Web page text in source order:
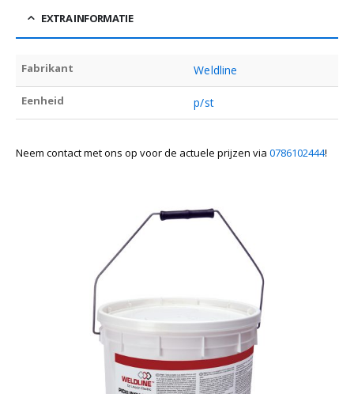
EXTRA INFORMATIE
Fabrikant Weldline
Eenheid p/st
Neem contact met ons op voor de actuele prijzen via 0786102444!